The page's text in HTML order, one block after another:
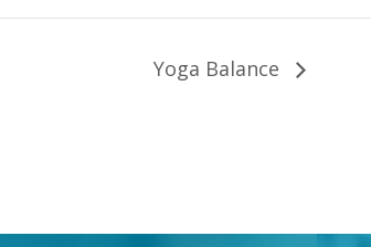
Yoga Balance